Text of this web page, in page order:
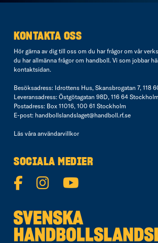
KONTAKTA OSS
Hör gärna av dig till oss om du har frågor om vår
du har allmänna frågor om handboll. Vi som jobbar
kontaktsidan.
Besöksadress: Idrottens Hus, Skansbrogatan 7, 118
Leveransadress: Östgötagatan 98D, 116 64 Stockholm
Postadress: Box 11016, 100 61 Stockholm
E-post: handbollslandslaget@handboll.rf.se
Läs våra användarvillkor
SOCIALA MEDIER